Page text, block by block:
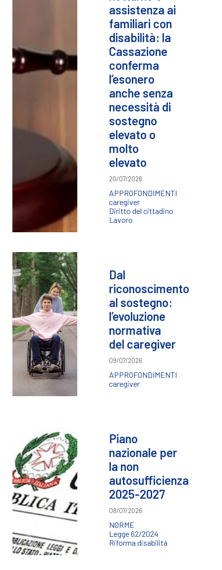
assistenza ai
familiari con
disabilità: la
Cassazione
conferma
l’esonero
anche senza
necessità di
sostegno
elevato o
molto
elevato
20/07/2026
APPROFONDIMENTI
caregiver
Diritto del cittadino
Lavoro
Dal
riconoscimento
al sostegno:
l’evoluzione
normativa
del caregiver
09/07/2026
APPROFONDIMENTI
caregiver
Piano
nazionale per
la non
autosufficienza
2025-2027
08/07/2026
NORME
Legge 62/2024
Riforma disabilità